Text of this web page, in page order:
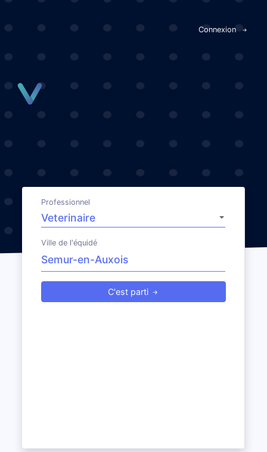
Connexion
Professionnel
Ville de l'équidé
C'est parti